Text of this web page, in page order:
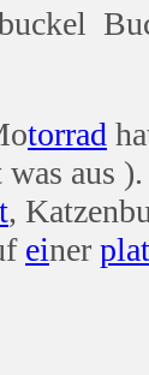
torrad
aus
,
einer